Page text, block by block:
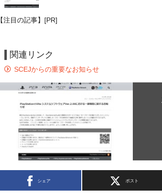
【注目の記事】[PR]
関連リンク
SCEJからの重要なお知らせ
シェア ポスト